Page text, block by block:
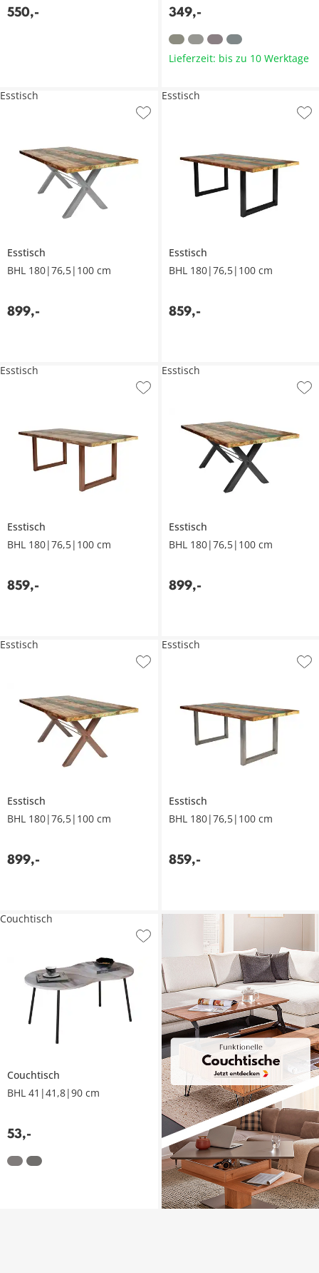
550,- 349,-
Lieferzeit: bis zu 10 Werktage
Esstisch
BHL 180|76,5|100 cm
899,-
Esstisch
Esstisch
BHL 180|76,5|100 cm
859,-
Esstisch
Esstisch
BHL 180|76,5|100 cm
859,-
Esstisch
Esstisch
BHL 180|76,5|100 cm
899,-
Esstisch
Esstisch
BHL 180|76,5|100 cm
899,-
Esstisch
Esstisch
BHL 180|76,5|100 cm
859,-
Esstisch
Couchtisch
BHL 41|41,8|90 cm
53,-
Couchtisch